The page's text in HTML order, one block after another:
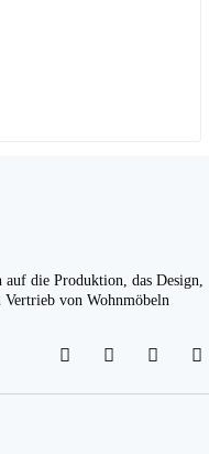
auf die Produktion, das Design,
von Wohnmöbeln